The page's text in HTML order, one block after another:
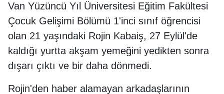
Van Yüzüncü Yıl Üniversitesi Eğitim Fakültesi
Çocuk Gelişimi Bölümü 1'inci sınıf öğrencisi
olan 21 yaşındaki Rojin Kabaiş, 27 Eylül'de
kaldığı yurtta akşam yemeğini yedikten sonra
dışarı çıktı ve bir daha dönmedi.
Rojin'den haber alamayan arkadaşlarının